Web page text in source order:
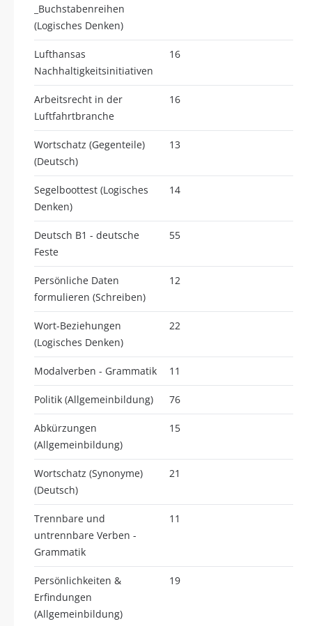
_Buchstabenreihen
(Logisches Denken)
Lufthansas
Nachhaltigkeitsinitiativen
16
Arbeitsrecht in der
Luftfahrtbranche
16
Wortschatz (Gegenteile)
(Deutsch)
13
Segelboottest (Logisches
Denken)
14
Deutsch B1 - deutsche
Feste
55
Persönliche Daten
formulieren (Schreiben)
12
Wort-Beziehungen
(Logisches Denken)
22
Modalverben - Grammatik 11
Politik (Allgemeinbildung) 76
Abkürzungen
(Allgemeinbildung)
15
Wortschatz (Synonyme)
(Deutsch)
21
Trennbare und
untrennbare Verben -
Grammatik
11
Persönlichkeiten &
Erfindungen
(Allgemeinbildung)
19